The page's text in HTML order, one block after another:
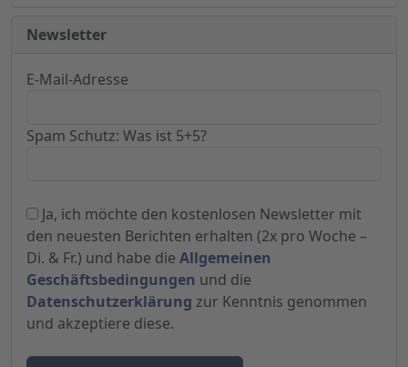
Newsletter
E-Mail-Adresse
Spam Schutz: Was ist 5+5?
Ja, ich möchte den kostenlosen Newsletter mit
den neuesten Berichten erhalten (2x pro Woche –
Di. & Fr.) und habe die Allgemeinen
Geschäftsbedingungen und die
Datenschutzerklärung zur Kenntnis genommen
und akzeptiere diese.